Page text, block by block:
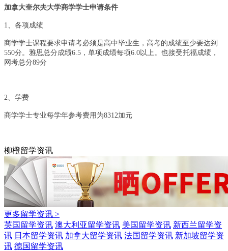
加拿大奎尔夫大学商学学士申请条件
1 、各项成绩
商学学士课程要求申请考必须是高中毕业生，高考的成绩至少要达到
550分。雅思总分成绩6.5，单项成绩每项6.0以上。也接受托福成绩，
网考总分89分
2 、学费
商学学士专业每学年参考费用为8312加元
柳橙留学资讯
更多留学资讯 >
英国留学资讯 澳大利亚留学资讯 美国留学资讯 新西兰留学资
讯 日本留学资讯 加拿大留学资讯 法国留学资讯 新加坡留学资
讯 德国留学资讯